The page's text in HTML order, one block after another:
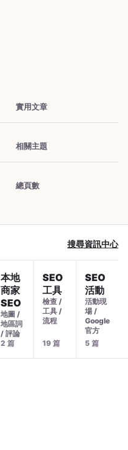
實用文章
相關主題
總頁數
搜尋資訊中心
本地
商家
SEO
地圖 /
地區詞
/ 評論
2 篇
SEO
工具
檢查 /
工具 /
流程
19 篇
SEO
活動
活動現
場 /
Google
官方
5 篇